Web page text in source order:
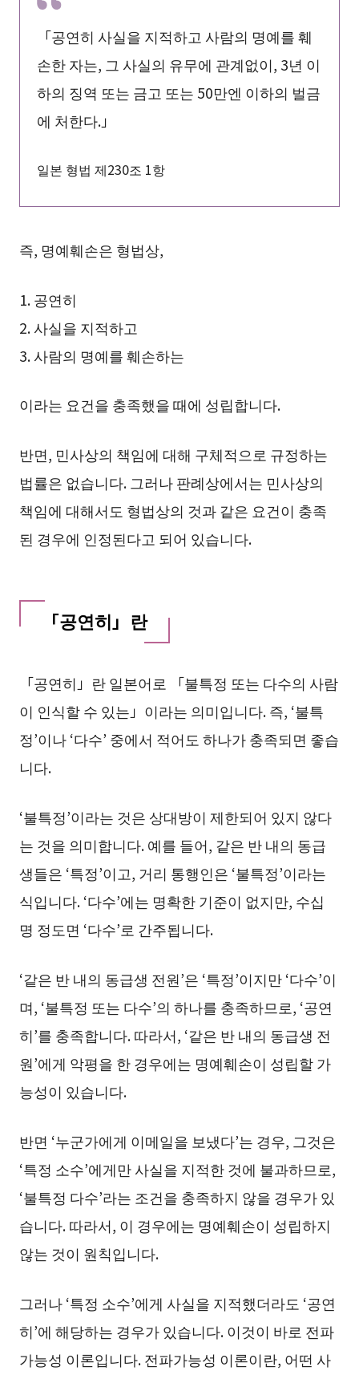
「공연히 사실을 지적하고 사람의 명예를 훼
손한 자는, 그 사실의 유무에 관계없이, 3년 이
하의 징역 또는 금고 또는 50만엔 이하의 벌금
에 처한다.」
일본 형법 제230조 1항
즉, 명예훼손은 형법상,
1. 공연히
2. 사실을 지적하고
3. 사람의 명예를 훼손하는
이라는 요건을 충족했을 때에 성립합니다.
반면, 민사상의 책임에 대해 구체적으로 규정하는
법률은 없습니다. 그러나 판례상에서는 민사상의
책임에 대해서도 형법상의 것과 같은 요건이 충족
된 경우에 인정된다고 되어 있습니다.
「공연히」란
「공연히」란 일본어로 「불특정 또는 다수의 사람
이 인식할 수 있는」이라는 의미입니다. 즉, ‘불특
정’이나 ‘다수’ 중에서 적어도 하나가 충족되면 좋습
니다.
‘불특정’이라는 것은 상대방이 제한되어 있지 않다
는 것을 의미합니다. 예를 들어, 같은 반 내의 동급
생들은 ‘특정’이고, 거리 통행인은 ‘불특정’이라는
식입니다. ‘다수’에는 명확한 기준이 없지만, 수십
명 정도면 ‘다수’로 간주됩니다.
‘같은 반 내의 동급생 전원’은 ‘특정’이지만 ‘다수’이
며, ‘불특정 또는 다수’의 하나를 충족하므로, ‘공연
히’를 충족합니다. 따라서, ‘같은 반 내의 동급생 전
원’에게 악평을 한 경우에는 명예훼손이 성립할 가
능성이 있습니다.
반면 ‘누군가에게 이메일을 보냈다’는 경우, 그것은
‘특정 소수’에게만 사실을 지적한 것에 불과하므로,
‘불특정 다수’라는 조건을 충족하지 않을 경우가 있
습니다. 따라서, 이 경우에는 명예훼손이 성립하지
않는 것이 원칙입니다.
그러나 ‘특정 소수’에게 사실을 지적했더라도 ‘공연
히’에 해당하는 경우가 있습니다. 이것이 바로 전파
가능성 이론입니다. 전파가능성 이론이란, 어떤 사